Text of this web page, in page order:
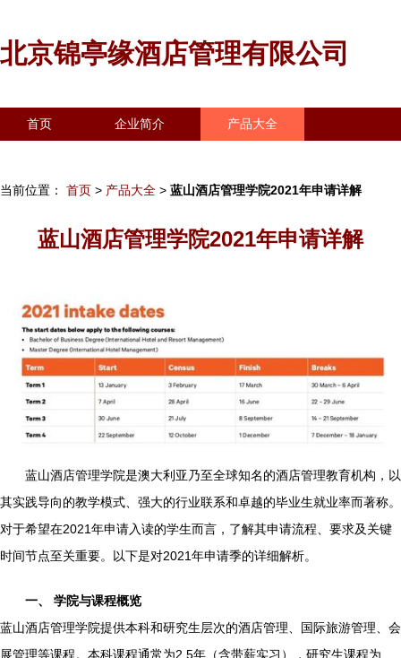
北京锦亭缘酒店管理有限公司
首页 企业简介 产品大全
当前位置： 首页 > 产品大全 > 蓝山酒店管理学院2021年申请详解
蓝山酒店管理学院2021年申请详解
蓝山酒店管理学院是澳大利亚乃至全球知名的酒店管理教育机构，以
其实践导向的教学模式、强大的行业联系和卓越的毕业生就业率而著称。
对于希望在2021年申请入读的学生而言，了解其申请流程、要求及关键
时间节点至关重要。以下是对2021年申请季的详细解析。
一、 学院与课程概览
蓝山酒店管理学院提供本科和研究生层次的酒店管理、国际旅游管理、会
展管理等课程。本科课程通常为2.5年（含带薪实习），研究生课程为